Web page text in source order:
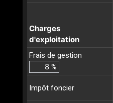
Charges
d'exploitation
Frais de gestion
%
Impôt foncier